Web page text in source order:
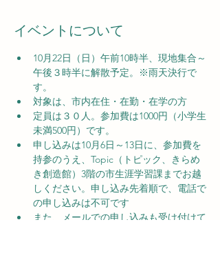
イベントについて
10月22日（日）午前10時半、現地集合～
午後３時半に解散予定。※雨天決行で
す。
対象は、市内在住・在勤・在学の方
定員は３０人。参加費は1000円（小学生
未満500円）です。
申し込みは10月6日～13日に、参加費を
持参のうえ、Topic（トピック、きらめ
き創造館）3階の市生涯学習課までお越
しください。申し込み先着順で、電話で
の申し込みは不可です
また、メールでの申し込みも受け付けて